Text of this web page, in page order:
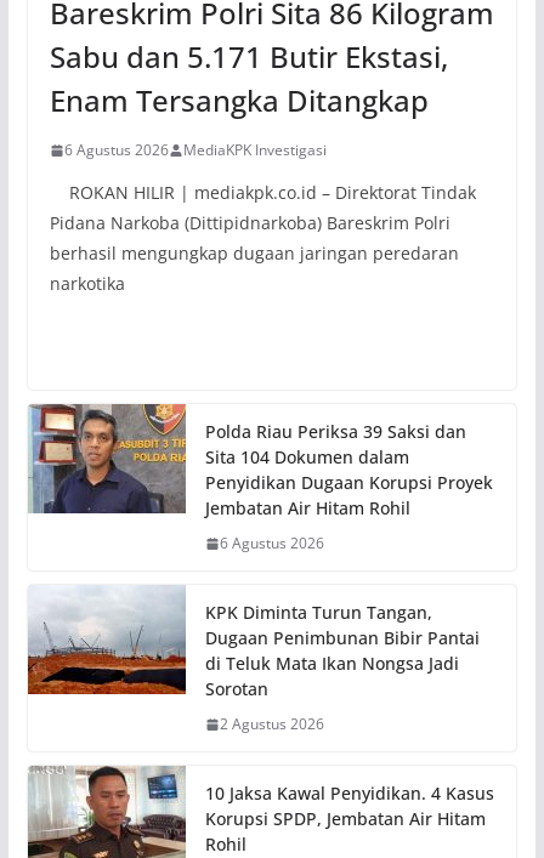
Bareskrim Polri Sita 86 Kilogram
Sabu dan 5.171 Butir Ekstasi,
Enam Tersangka Ditangkap
6 Agustus 2026 MediaKPK Investigasi
ROKAN HILIR | mediakpk.co.id – Direktorat Tindak
Pidana Narkoba (Dittipidnarkoba) Bareskrim Polri
berhasil mengungkap dugaan jaringan peredaran
narkotika
Polda Riau Periksa 39 Saksi dan
Sita 104 Dokumen dalam
Penyidikan Dugaan Korupsi Proyek
Jembatan Air Hitam Rohil
6 Agustus 2026
KPK Diminta Turun Tangan,
Dugaan Penimbunan Bibir Pantai
di Teluk Mata Ikan Nongsa Jadi
Sorotan
2 Agustus 2026
10 Jaksa Kawal Penyidikan. 4 Kasus
Korupsi SPDP, Jembatan Air Hitam
Rohil